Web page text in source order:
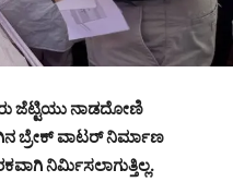
ಜೆಟ್ಟಿಯು ನಾಡದೋಣಿ
ಬ್ರೇಕ್ ವಾಟರ್ ನಿರ್ಮಾಣ
ನಿರ್ಮಿಸಲಾಗುತ್ತಿಲ್ಲ.